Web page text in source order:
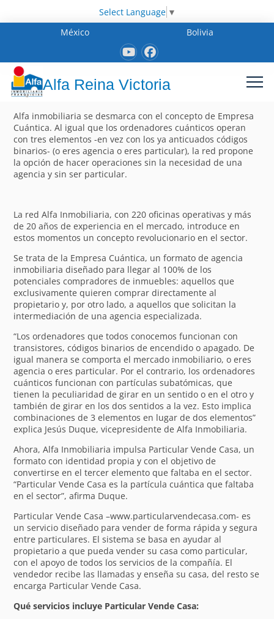
Select Language ▼
México
Bolivia
Alfa Reina Victoria
Alfa inmobiliaria se desmarca con el concepto de Empresa
Cuántica. Al igual que los ordenadores cuánticos operan
con tres elementos -en vez con los ya anticuados códigos
binarios- (o eres agencia o eres particular), la red propone
la opción de hacer operaciones sin la necesidad de una
agencia y sin ser particular.
La red Alfa Inmobiliaria, con 220 oficinas operativas y más
de 20 años de experiencia en el mercado, introduce en
estos momentos un concepto revolucionario en el sector.
Se trata de la Empresa Cuántica, un formato de agencia
inmobiliaria diseñado para llegar al 100% de los
potenciales compradores de inmuebles: aquellos que
exclusivamente quieren comprar directamente al
propietario y, por otro lado, a aquellos que solicitan la
intermediación de una agencia especializada.
“Los ordenadores que todos conocemos funcionan con
transistores, códigos binarios de encendido o apagado. De
igual manera se comporta el mercado inmobiliario, o eres
agencia o eres particular. Por el contrario, los ordenadores
cuánticos funcionan con partículas subatómicas, que
tienen la peculiaridad de girar en un sentido o en el otro y
también de girar en los dos sentidos a la vez. Esto implica
combinaciones de 3 elementos en lugar de dos elementos”
explica Jesús Duque, vicepresidente de Alfa Inmobiliaria.
Ahora, Alfa Inmobiliaria impulsa Particular Vende Casa, un
formato con identidad propia y con el objetivo de
convertirse en el tercer elemento que faltaba en el sector.
“Particular Vende Casa es la partícula cuántica que faltaba
en el sector”, afirma Duque.
Particular Vende Casa –www.particularvendecasa.com- es
un servicio diseñado para vender de forma rápida y segura
entre particulares. El sistema se basa en ayudar al
propietario a que pueda vender su casa como particular,
con el apoyo de todos los servicios de la compañía. El
vendedor recibe las llamadas y enseña su casa, del resto se
encarga Particular Vende Casa.
Qué servicios incluye Particular Vende Casa: